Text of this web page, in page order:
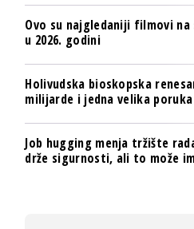
Ovo su najgledaniji filmovi
u 2026. godini
Holivudska bioskopska
milijarde i jedna velika poruka
Job hugging menja tržište
drže sigurnosti, ali to može